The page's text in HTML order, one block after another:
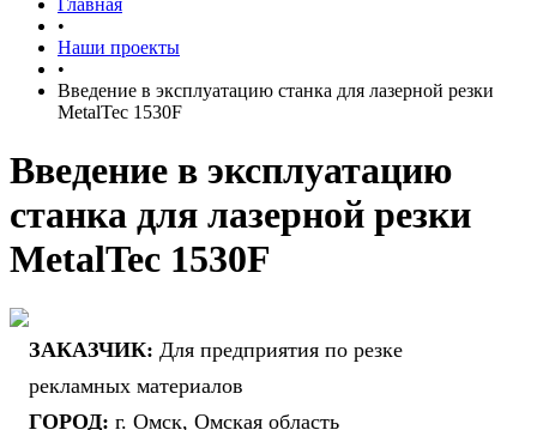
Главная
•
Наши проекты
•
Введение в эксплуатацию станка для лазерной резки
MetalTec 1530F
Введение в эксплуатацию
станка для лазерной резки
MetalTec 1530F
ЗАКАЗЧИК: Для предприятия по резке
рекламных материалов
ГОРОД: г. Омск, Омская область